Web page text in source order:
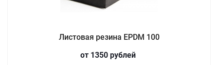
Листовая резина EPDM 100
от 1350 рублей